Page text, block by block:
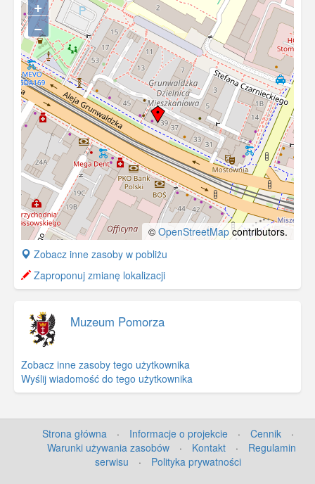
+
−
© OpenStreetMapcontributors.
+
−
Zobacz inne zasoby w pobliżu
Zaproponuj zmianę lokalizacji
Muzeum Pomorza
Zobacz inne zasoby tego użytkownika
Wyślij wiadomość do tego użytkownika
Strona główna · Informacje o projekcie · Cennik
·
Warunki używania zasobów
· Kontakt ·
Regulamin
serwisu
· Polityka prywatności